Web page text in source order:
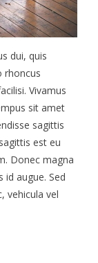
dui, quis
rhoncus
Vivamus
sit amet
sagittis
est eu
Donec magna
id augue. Sed
vehicula vel